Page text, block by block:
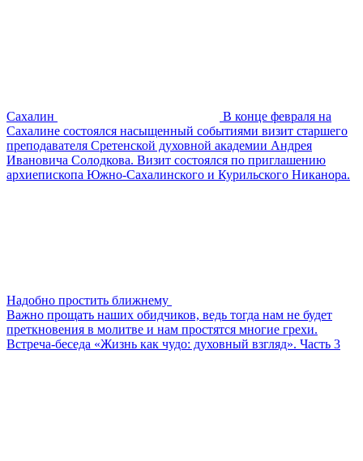
Сахалин
В конце февраля на
Сахалине состоялся насыщенный событиями визит старшего
преподавателя Сретенской духовной академии Андрея
Ивановича Солодкова. Визит состоялся по приглашению
архиепископа Южно-Сахалинского и Курильского Никанора.
Надобно простить ближнему
Важно прощать наших обидчиков, ведь тогда нам не будет
преткновения в молитве и нам простятся многие грехи.
Встреча-беседа «Жизнь как чудо: духовный взгляд». Часть 3